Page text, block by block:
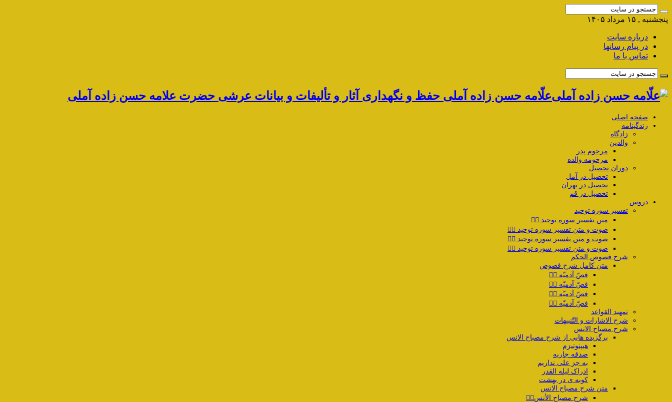
پنجشنبه , ۱۵ مرداد ۱۴۰۵
درباره سایت
در پیام رسانها
تماس با ما
علّامه حسن زاده آملی حفظ و نگهداری آثار و تألیفات و بیانات عرشی حضرت علامه حسن زاده آملی
صفحه اصلی
زندگینامه
زادگاه
والدین
مرحوم پدر
مرحومه والده
دوران تحصیل
تحصیل در آمل
تحصیل در تهران
تحصیل در قم
دروس
تفسیر سوره توحید
متن تفسیر سوره توحید ۱️⃣
صوت و متن تفسیر سوره توحید ۲️⃣
صوت و متن تفسیر سوره توحید ۳️⃣
صوت و متن تفسیر سوره توحید ۴️⃣
شرح فصوص الحکم
متن کامل شرح فصوص
فصّ آدمیّه ۱️⃣
فصّ آدمیّه ۲️⃣
فصّ آدمیّه ۳️⃣
فصّ آدمیّه ۴️⃣
تمهید القواعد
شرح الاشارات و التّنبیهات
شرح مصباح الانس
برگزیده هایی از شرح مصباح الانس
هیپنوتیزم
صدقه جاریه
به جز علی نداریم
ادراک لیله القدر
کوبه ی در بهشت
متن شرح مصباح الانس
شرح مصباح الأنس۱️⃣